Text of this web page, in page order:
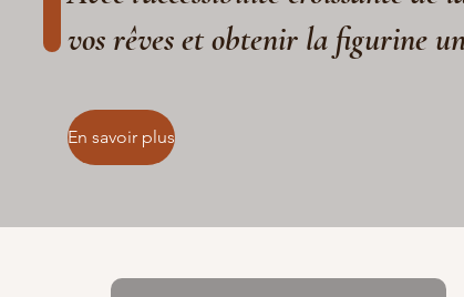
vos rêves et obtenir la figurine
En savoir plus